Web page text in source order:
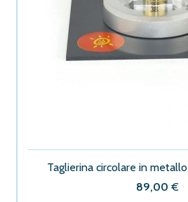
Taglierina circolare in
89,00 €